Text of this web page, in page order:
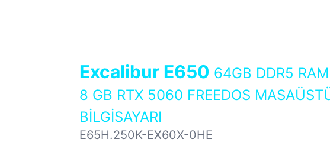
Excalibur E650 64GB DDR5
8 GB RTX 5060 FREEDOS
BİLGİSAYARI
E65H.250K-EX60X-0HE